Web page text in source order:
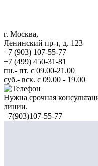
г. Москва,
Ленинский пр-т, д. 123
+7 (903) 107-55-77
+7 (499) 450-31-81
пн.- пт. с 09.00-21.00
суб.- вск. с 09.00 - 19.00
Нужна срочная
линии.
+7(903)107-55-77